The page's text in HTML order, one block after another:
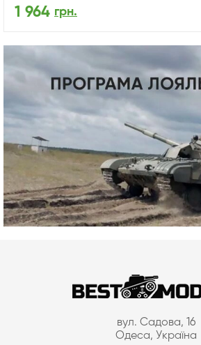
1 964 грн.
вул. Садова, 16
Одеса, Україна